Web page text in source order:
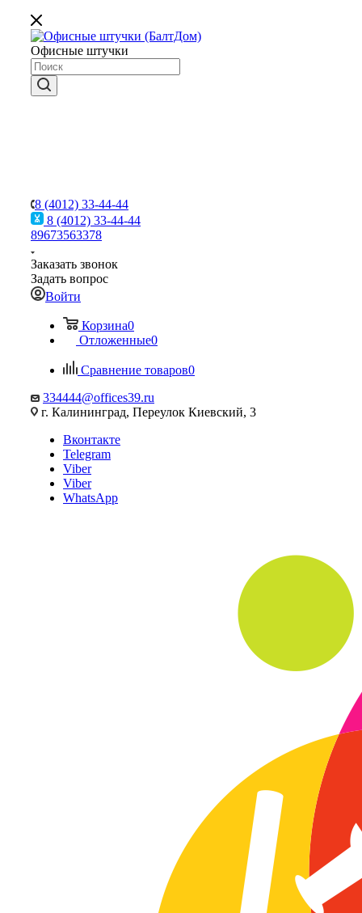
Офисные штучки
8 (4012) 33-44-44
8 (4012) 33-44-44
89673563378
Заказать звонок
Задать вопрос
Войти
Корзина0
Отложенные0
Сравнение товаров0
334444@offices39.ru
г. Калининград, Переулок Киевский, 3
Вконтакте
Telegram
Viber
Viber
WhatsApp